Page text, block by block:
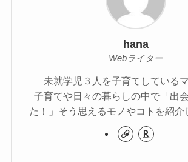
hana
Webライター
未就学児３人を子育てしているマ
子育てや日々の暮らしの中で「出
た！」そう思えるモノやコトを紹介